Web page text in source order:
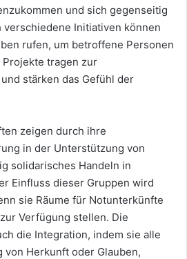
und sich gegenseitig
Initiativen können
rufen, um betroffene Personen
tragen zur
stärken das Gefühl der
zeigen durch ihre
in der Unterstützung von
solidarisches Handeln in
Einfluss dieser Gruppen wird
sie Räume für Notunterkünfte
Verfügung stellen. Die
die Integration, indem sie alle
von Herkunft oder Glauben,